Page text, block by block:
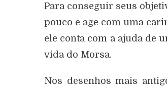
Para conseguir seus
pouco e age com uma
ele conta com a ajuda de
vida do Morsa.
Nos desenhos mais